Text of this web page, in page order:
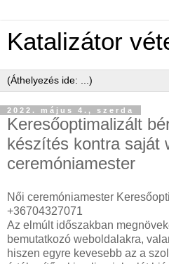
Katalizátor
2022. május 4., szerda
Keresőoptimalizált
készítés kontra saját
ceremóniamester
Női ceremóniamester
+36704327071
Az elmúlt időszakban
bemutatkozó weboldalakra,
hiszen egyre kevesebb az a